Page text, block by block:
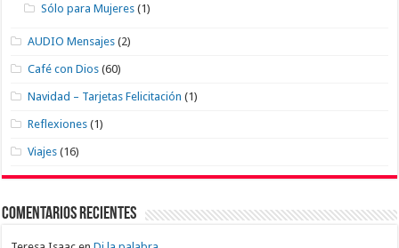
Sólo para Mujeres (1)
AUDIO Mensajes (2)
Café con Dios (60)
Navidad – Tarjetas Felicitación (1)
Reflexiones (1)
Viajes (16)
Comentarios recientes